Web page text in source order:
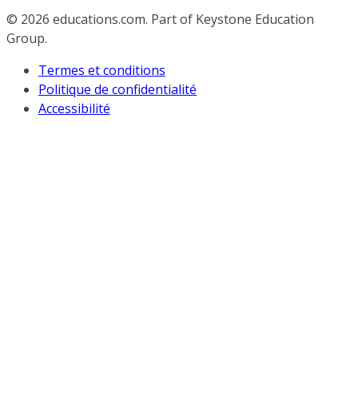
© 2026 educations.com. Part of Keystone Education
Group.
Termes et conditions
Politique de confidentialité
Accessibilité